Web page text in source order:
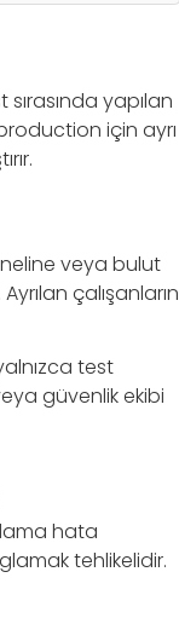
yapılan
için ayrı
veya bulut
çalışanların
test
güvenlik ekibi
hata
tehlikelidir.